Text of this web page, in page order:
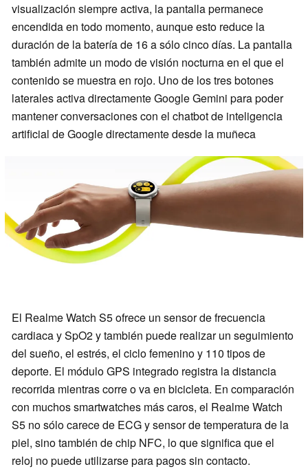
visualización siempre activa, la pantalla permanece
encendida en todo momento, aunque esto reduce la
duración de la batería de 16 a sólo cinco días. La pantalla
también admite un modo de visión nocturna en el que el
contenido se muestra en rojo. Uno de los tres botones
laterales activa directamente Google Gemini para poder
mantener conversaciones con el chatbot de inteligencia
artificial de Google directamente desde la muñeca
El Realme Watch S5 ofrece un sensor de frecuencia
cardiaca y SpO2 y también puede realizar un seguimiento
del sueño, el estrés, el ciclo femenino y 110 tipos de
deporte. El módulo GPS integrado registra la distancia
recorrida mientras corre o va en bicicleta. En comparación
con muchos smartwatches más caros, el Realme Watch
S5 no sólo carece de ECG y sensor de temperatura de la
piel, sino también de chip NFC, lo que significa que el
reloj no puede utilizarse para pagos sin contacto.